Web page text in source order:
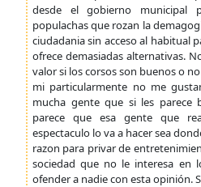
desde el gobierno municipal
populachas que rozan la
ciudadania sin acceso al habitual
ofrece demasiadas alternativas.
valor si los corsos son buenos o
mi particularmente no me
mucha gente que si les parece
parece que esa gente que
espectaculo lo va a hacer sea
razon para privar de
sociedad que no le interesa en
ofender a nadie con esta opinión.